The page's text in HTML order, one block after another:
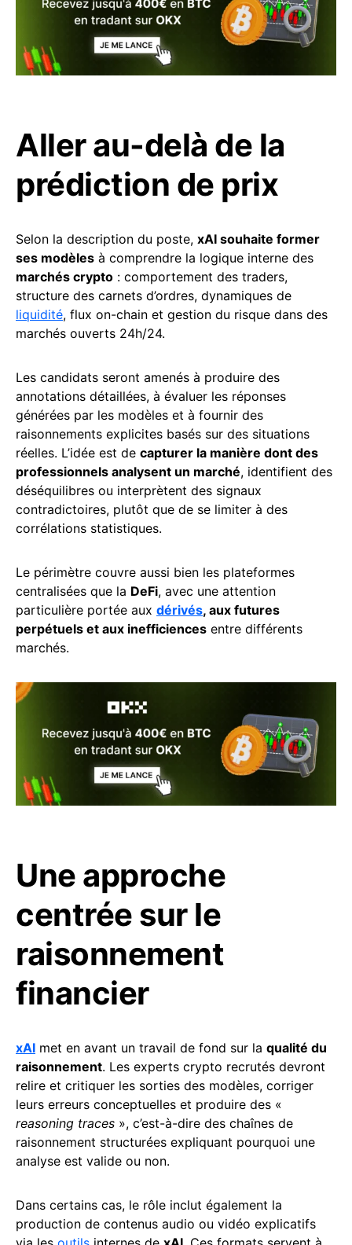
Aller au-delà de la
prédiction de prix
Selon la description du poste, xAI souhaite former
ses modèles à comprendre la logique interne des
marchés crypto : comportement des traders,
structure des carnets d’ordres, dynamiques de
liquidité, flux on-chain et gestion du risque dans des
marchés ouverts 24h/24.
Les candidats seront amenés à produire des
annotations détaillées, à évaluer les réponses
générées par les modèles et à fournir des
raisonnements explicites basés sur des situations
réelles. L’idée est de capturer la manière dont des
professionnels analysent un marché, identifient des
déséquilibres ou interprètent des signaux
contradictoires, plutôt que de se limiter à des
corrélations statistiques.
Le périmètre couvre aussi bien les plateformes
centralisées que la DeFi, avec une attention
particulière portée aux dérivés, aux futures
perpétuels et aux inefficiences entre différents
marchés.
Une approche
centrée sur le
raisonnement
financier
xAI met en avant un travail de fond sur la qualité du
raisonnement. Les experts crypto recrutés devront
relire et critiquer les sorties des modèles, corriger
leurs erreurs conceptuelles et produire des «
reasoning traces », c’est-à-dire des chaînes de
raisonnement structurées expliquant pourquoi une
analyse est valide ou non.
Dans certains cas, le rôle inclut également la
production de contenus audio ou vidéo explicatifs